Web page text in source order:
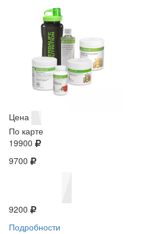
Цена
По карте
19900
9700
9200
Подробности